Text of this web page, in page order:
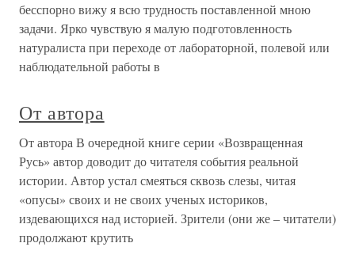
бесспорно вижу я всю трудность поставленной мною
задачи. Ярко чувствую я малую подготовленность
натуралиста при переходе от лабораторной, полевой или
наблюдательной работы в
От автора
От автора В очередной книге серии «Возвращенная
Русь» автор доводит до читателя события реальной
истории. Автор устал смеяться сквозь слезы, читая
«опусы» своих и не своих ученых историков,
издевающихся над историей. Зрители (они же – читатели)
продолжают крутить